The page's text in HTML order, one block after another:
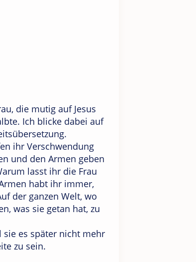
die mutig auf Jesus
Ich blicke dabei auf
ihr Verschwendung
und den Armen geben
lasst ihr die Frau
habt ihr immer,
der ganzen Welt, wo
was sie getan hat, zu
sie es später nicht mehr
zu sein.